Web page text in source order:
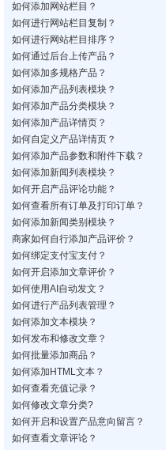
如何添加网站栏目？
如何进行网站栏目复制？
如何进行网站栏目排序？
如何通过后台上传产品？
如何添加多规格产品？
如何添加产品列表模块？
如何添加产品分类模块？
如何添加产品详情页？
如何自定义产品详情页？
如何添加产品参数和附件下载？
如何添加新闻列表模块？
如何开启产品评论功能？
如何查看所有订单及打印订单？
如何添加新闻类别模块？
商家如何自行添加产品评价？
如何绑定支付宝支付？
如何开启添加文章评价？
如何使用AI自动发文？
如何进行产品列表管理？
如何添加文本模块？
如何发布和修改文章？
如何批量添加商品？
如何添加HTML文本？
如何查看充值记录？
如何修改文章分类?
如何开启和设置产品意向留言？
如何查看文章评论？